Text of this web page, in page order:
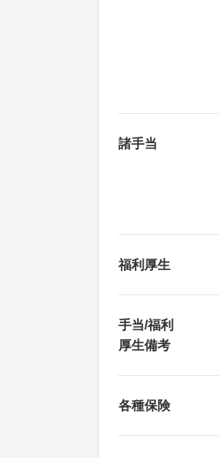
諸手当
福利厚生
手当/福利
厚生備考
各種保険